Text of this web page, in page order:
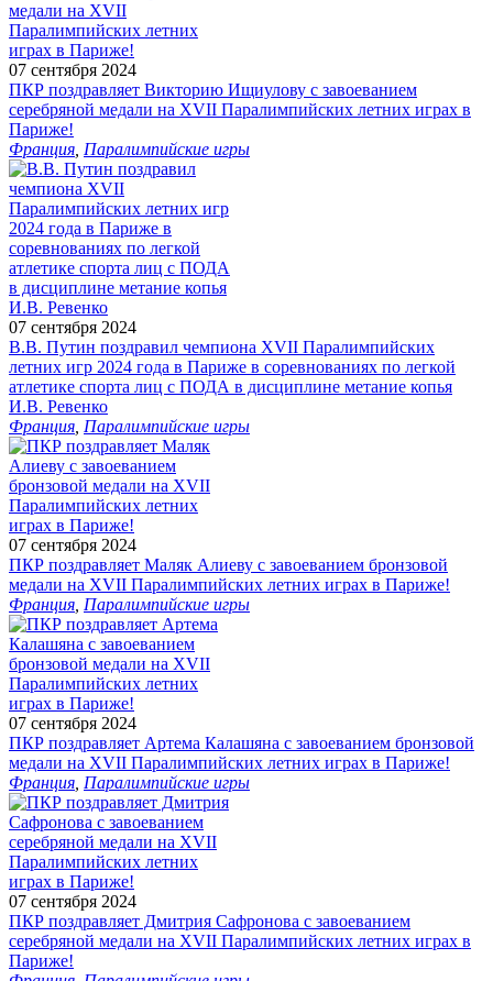
07 сентября 2024
ПКР поздравляет Викторию Ищиулову с завоеванием
серебряной медали на XVII Паралимпийских летних играх в
Париже!
Франция Паралимпийские игры
07 сентября 2024
В.В. Путин поздравил чемпиона XVII Паралимпийских
летних игр 2024 года в Париже в соревнованиях по легкой
атлетике спорта лиц с ПОДА в дисциплине метание копья
И.В. Ревенко
Франция Паралимпийские игры
07 сентября 2024
ПКР поздравляет Маляк Алиеву с завоеванием бронзовой
медали на XVII Паралимпийских летних играх в Париже!
Франция Паралимпийские игры
07 сентября 2024
ПКР поздравляет Артема Калашяна с завоеванием бронзовой
медали на XVII Паралимпийских летних играх в Париже!
Франция Паралимпийские игры
07 сентября 2024
ПКР поздравляет Дмитрия Сафронова с завоеванием
серебряной медали на XVII Паралимпийских летних играх в
Париже!